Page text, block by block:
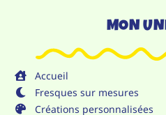
MON
Accueil
Fresques sur mesures
Créations personnalisées